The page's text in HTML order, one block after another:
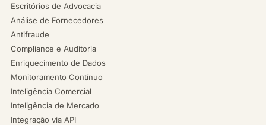
Escritórios de Advocacia
Análise de Fornecedores
Antifraude
Compliance e Auditoria
Enriquecimento de Dados
Monitoramento Contínuo
Inteligência Comercial
Inteligência de Mercado
Integração via API